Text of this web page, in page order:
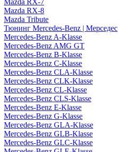
Mazda RX-7
Mazda RX-8
Mazda Tribute
Тюнинг Mercedes-Benz | Мерседес
Mercedes-Benz A-Klasse
Mercedes-Benz AMG GT
Mercedes-Benz B-Klasse
Mercedes-Benz C-Klasse
Mercedes-Benz CLA-Klasse
Mercedes-Benz CLK-Klasse
Mercedes-Benz CL-Klasse
Mercedes-Benz CLS-Klasse
Mercedes-Benz E-Klasse
Mercedes-Benz G-Klasse
Mercedes-Benz GLA-Klasse
Mercedes-Benz GLB-Klasse
Mercedes-Benz GLC-Klasse